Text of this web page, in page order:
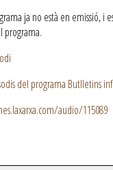
ja no està en emissió, i
programa.
del programa Butlletins
audio/115089